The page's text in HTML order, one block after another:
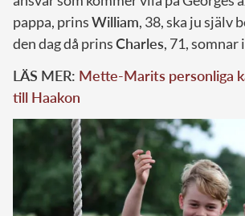
pappa, prinsWilliam, 38, ska ju själv
den dag då prinsCharles, 71, somnar
LÄS MER: Mette-Marits personliga
till Haakon